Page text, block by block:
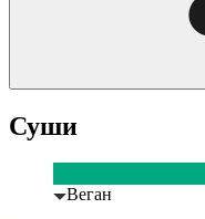
Суши
Веган